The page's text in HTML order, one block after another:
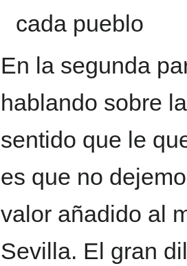
cada pueblo
En la segunda
hablando sobre
sentido que le
es que no
valor añadido al
Sevilla. El gran